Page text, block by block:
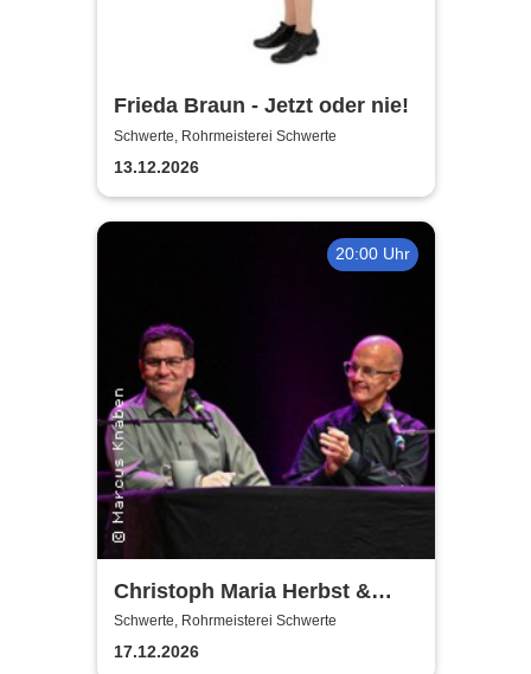
Frieda Braun - Jetzt oder nie!
Schwerte, Rohrmeisterei Schwerte
13.12.2026
20:00 Uhr
Christoph Maria Herbst &
Moritz Netenjakob - Das
ernsthafte Bemühen um
Schwerte, Rohrmeisterei Schwerte
17.12.2026